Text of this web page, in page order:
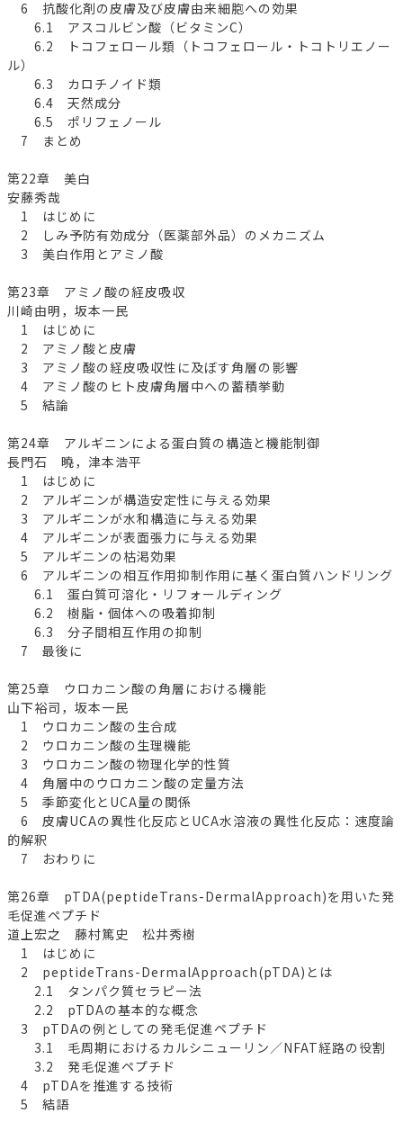
6 抗酸化剤の皮膚及び皮膚由来細胞への効果
6.1 アスコルビン酸（ビタミンC）
6.2 トコフェロール類（トコフェロール・トコトリエノー
ル）
6.3 カロチノイド類
6.4 天然成分
6.5 ポリフェノール
7 まとめ
第22章 美白
安藤秀哉
1 はじめに
2 しみ予防有効成分（医薬部外品）のメカニズム
3 美白作用とアミノ酸
第23章 アミノ酸の経皮吸収
川崎由明，坂本一民
1 はじめに
2 アミノ酸と皮膚
3 アミノ酸の経皮吸収性に及ぼす角層の影響
4 アミノ酸のヒト皮膚角層中への蓄積挙動
5 結論
第24章 アルギニンによる蛋白質の構造と機能制御
長門石 曉，津本浩平
1 はじめに
2 アルギニンが構造安定性に与える効果
3 アルギニンが水和構造に与える効果
4 アルギニンが表面張力に与える効果
5 アルギニンの枯渇効果
6 アルギニンの相互作用抑制作用に基く蛋白質ハンドリング
6.1 蛋白質可溶化・リフォールディング
6.2 樹脂・個体への吸着抑制
6.3 分子間相互作用の抑制
7 最後に
第25章 ウロカニン酸の角層における機能
山下裕司，坂本一民
1 ウロカニン酸の生合成
2 ウロカニン酸の生理機能
3 ウロカニン酸の物理化学的性質
4 角層中のウロカニン酸の定量方法
5 季節変化とUCA量の関係
6 皮膚UCAの異性化反応とUCA水溶液の異性化反応：速度論
的解釈
7 おわりに
第26章 pTDA(peptideTrans-DermalApproach)を用いた発
毛促進ペプチド
道上宏之 藤村篤史 松井秀樹
1 はじめに
2 peptideTrans-DermalApproach(pTDA)とは
2.1 タンパク質セラピー法
2.2 pTDAの基本的な概念
3 pTDAの例としての発毛促進ペプチド
3.1 毛周期におけるカルシニューリン／NFAT経路の役割
3.2 発毛促進ペプチド
4 pTDAを推進する技術
5 結語